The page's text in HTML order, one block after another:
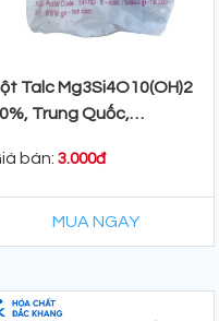
Talc Mg3Si4O10(OH)2
Trung Quốc,
bán: 3.000đ
MUA NGAY